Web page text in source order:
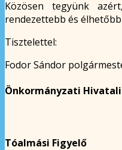
Közösen tegyünk
rendezettebb és
Tisztelettel:
Fodor Sándor
Önkormányzati
Tóalmási Figyelő